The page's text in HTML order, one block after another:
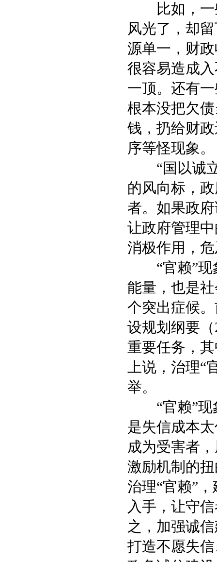
比如，一些
风光了，却
源单一，财
很容易造成
一顶。还有
根本没把欠
钱，扔给财
序等怪现象。
“国以诚立
的风向标，
者。如果政
让政府管理
消极作用，
“官赖”现
能量，也是
个突出症候
设规划纲要
重要任务，
上说，治理
举。
“官赖”现
是失信成本
成为受害者
激励机制的
治理“官赖”
入手，让守
之，加强诚
打造不愿失